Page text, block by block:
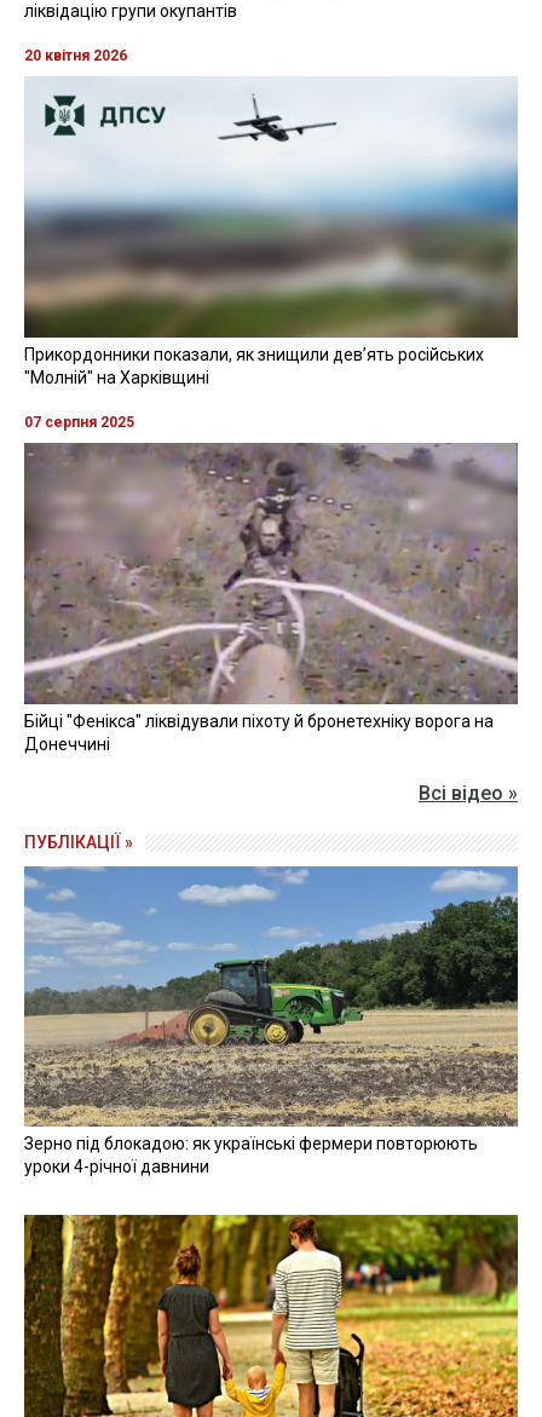
ліквідацію групи окупантів
20 квітня 2026
Прикордонники показали, як знищили девʼять російських
"Молній" на Харківщині
07 серпня 2025
Бійці "Фенікса" ліквідували піхоту й бронетехніку ворога на
Донеччині
Всі відео »
ПУБЛІКАЦІЇ »
Зерно під блокадою: як українські фермери повторюють
уроки 4-річної давнини